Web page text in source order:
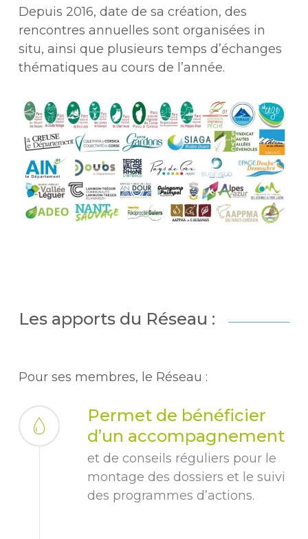
Depuis 2016, date de sa création, des
rencontres annuelles sont organisées in
situ, ainsi que plusieurs temps d’échanges
thématiques au cours de l’année.
Les apports du Réseau :
Pour ses membres, le Réseau :
Permet de bénéficier
d’un accompagnement
et de conseils réguliers pour le
montage des dossiers et le suivi
des programmes d’actions.